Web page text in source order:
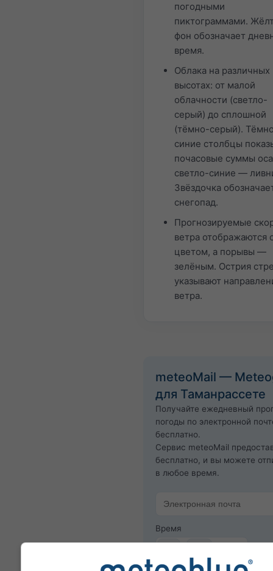
погодными
пиктограммами.
фон обозначает
время.
Облака на различных
высотах: от малой
облачности (светло-
серый) до сплошной
(тёмно-серый).
синие столбцы
почасовые суммы
светло-синие —
Звёздочка
снегопад.
Прогнозируемые
ветра отображаются
цветом, а порывы —
зелёным. Острия
указывают
ветра.
meteoMail —
для Таманрассете
Получайте ежедневный
погоды по электронной
бесплатно.
Сервис meteoMail
бесплатно, и вы можете
в любое время.
Время